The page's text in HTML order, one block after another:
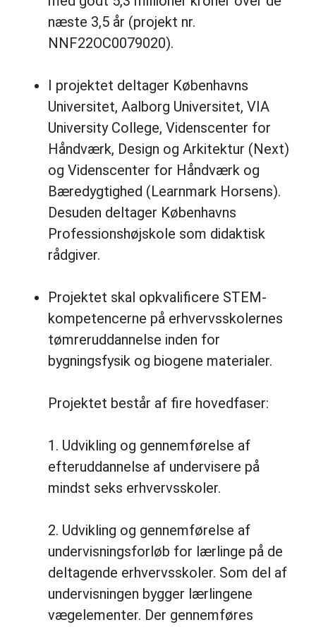
næste 3,5 år (projekt nr.
NNF22OC0079020).
I projektet deltager Københavns
Universitet, Aalborg Universitet, VIA
University College, Videnscenter for
Håndværk, Design og Arkitektur (Next)
og Videnscenter for Håndværk og
Bæredygtighed (Learnmark Horsens).
Desuden deltager Københavns
Professionshøjskole som didaktisk
rådgiver.
Projektet skal opkvalificere STEM-
kompetencerne på erhvervsskolernes
tømreruddannelse inden for
bygningsfysik og biogene materialer.
Projektet består af fire hovedfaser:
1. Udvikling og gennemførelse af
efteruddannelse af undervisere på
mindst seks erhvervsskoler.
2. Udvikling og gennemførelse af
undervisningsforløb for lærlinge på de
deltagende erhvervsskoler. Som del af
undervisningen bygger lærlingene
vægelementer. Der gennemføres